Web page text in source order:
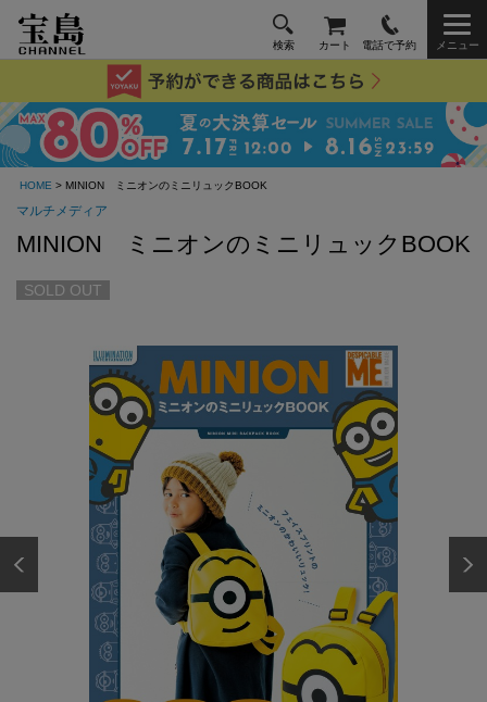
検索 カート 電話で予約 メニュー
HOME > MINION ミニオンのミニリュックBOOK
マルチメディア
MINION ミニオンのミニリュックBOOK
SOLD OUT